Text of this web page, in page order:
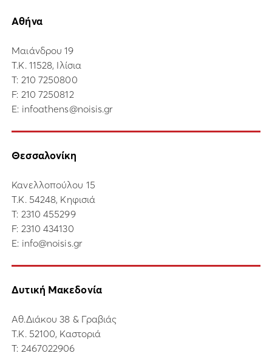
Αθήνα
Μαιάνδρου 19
Τ.Κ. 11528, Ιλίσια
Τ: 210 7250800
F: 210 7250812
E: infoathens@noisis.gr
Θεσσαλονίκη
Κανελλοπούλου 15
Τ.Κ. 54248, Κηφισιά
Τ: 2310 455299
F: 2310 434130
E: info@noisis.gr
Δυτική Μακεδονία
Αθ.Διάκου 38 & Γραβιάς
Τ.Κ. 52100, Καστοριά
Τ: 2467022906